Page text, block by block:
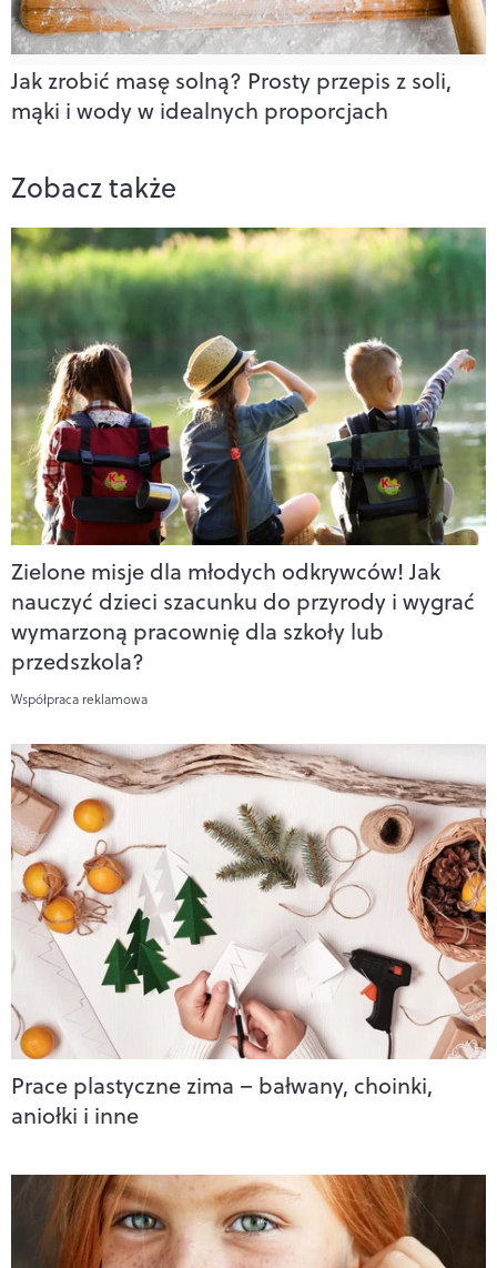
Jak zrobić masę solną? Prosty przepis z soli,
mąki i wody w idealnych proporcjach
Zobacz także
Zielone misje dla młodych odkrywców! Jak
nauczyć dzieci szacunku do przyrody i wygrać
wymarzoną pracownię dla szkoły lub
przedszkola?
Współpraca reklamowa
Prace plastyczne zima – bałwany, choinki,
aniołki i inne